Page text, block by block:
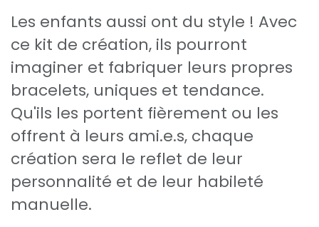
Les enfants aussi ont du style ! Avec
ce kit de création, ils pourront
imaginer et fabriquer leurs propres
bracelets, uniques et tendance.
Qu'ils les portent fièrement ou les
offrent à leurs ami.e.s, chaque
création sera le reflet de leur
personnalité et de leur habileté
manuelle.